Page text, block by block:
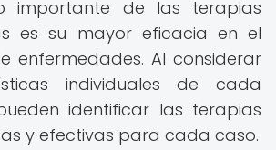
importante de las terapias
es su mayor eficacia en el
enfermedades. Al considerar
individuales de cada
identificar las terapias
y efectivas para cada caso.